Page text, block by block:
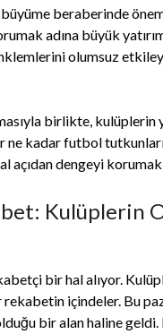
beraberinde
adına büyük
olumsuz
birlikte,
ne kadar futbol
açıdan dengeyi
Kulüplerin
bir hal alıyor.
içindeler. Bu
bir alan haline